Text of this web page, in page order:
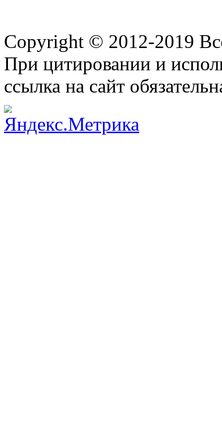
Copyright © 2012-2019
При цитировании и
ссылка на сайт